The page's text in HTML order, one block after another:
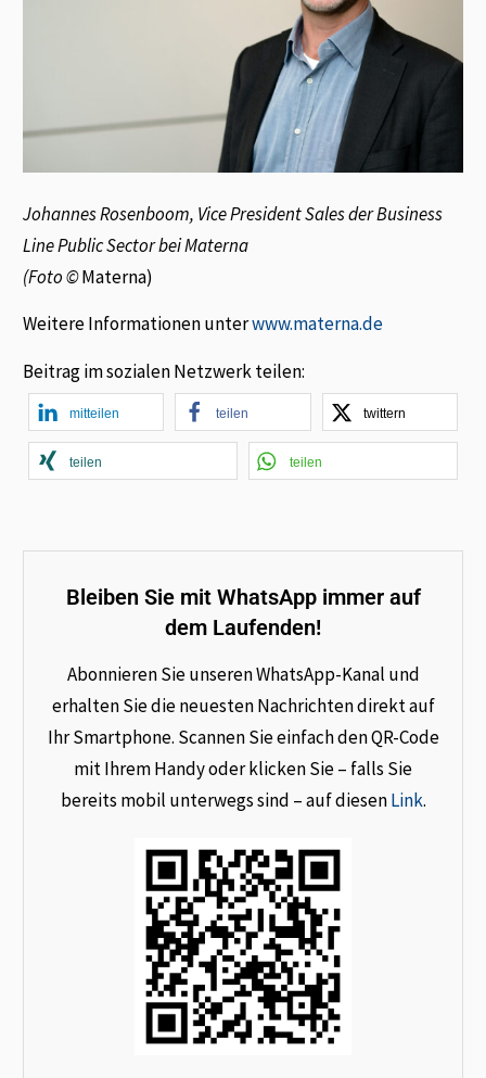
Johannes Rosenboom, Vice President Sales der Business
Line Public Sector bei Materna
(Foto ©Materna)
Weitere Informationen unterwww.materna.de
Beitrag im sozialen Netzwerk teilen:
mitteilen teilen twittern
teilen teilen
Bleiben Sie mit WhatsApp immer auf
dem Laufenden!
Abonnieren Sie unseren WhatsApp-Kanal und
erhalten Sie die neuesten Nachrichten direkt auf
Ihr Smartphone. Scannen Sie einfach den QR-Code
mit Ihrem Handy oder klicken Sie – falls Sie
bereits mobil unterwegs sind – auf diesenLink.